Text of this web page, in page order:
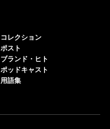
コレクション
ポスト
ブランド・ヒト
ポッドキャスト
用語集